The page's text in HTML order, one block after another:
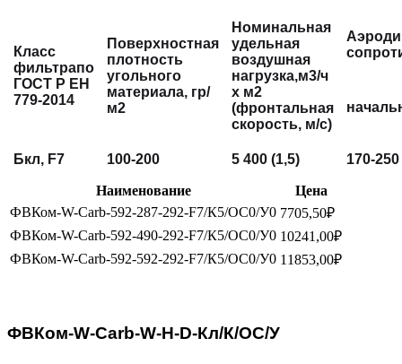
Класс
фильтрапо
ГОСТ Р ЕН
779-2014
Поверхностная
плотность
угольного
материала, гр/
м2
Номинальная
удельная
воздушная
нагрузка,м3/ч
х м2
(фронтальная
скорость, м/с)
Бкл, F7 100-200 5 400 (1,5) 170-250
Наименование
Цена
ФВКом-W-Carb-592-287-292-F7/К5/ОС0/У0 7705,50₽
ФВКом-W-Carb-592-490-292-F7/К5/ОС0/У0 10241,00₽
ФВКом-W-Carb-592-592-292-F7/К5/ОС0/У0 11853,00₽
ФВКом-W-Carb-W-H-D-Кл/К/ОС/У